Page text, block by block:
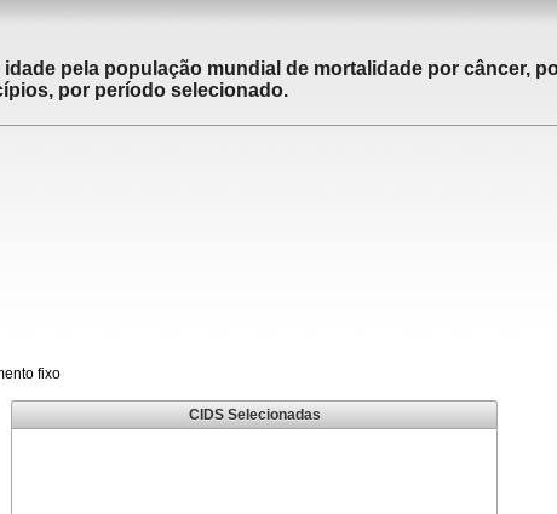
pela população mundial de mortalidade por câncer,
por período selecionado.
fixo
CIDS Selecionadas